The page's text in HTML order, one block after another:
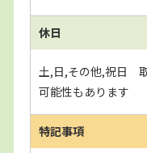
休日
土,日,その他,祝日
可能性もあります
特記事項